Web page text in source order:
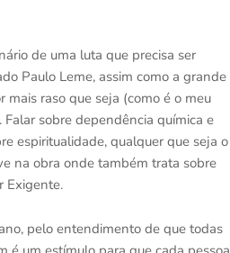
de uma luta que precisa ser
Paulo Leme, assim como a grande
raso que seja (como é o meu
sobre dependência química e
espiritualidade, qualquer que seja o
na obra onde também trata sobre
Exigente.
pelo entendimento de que todas